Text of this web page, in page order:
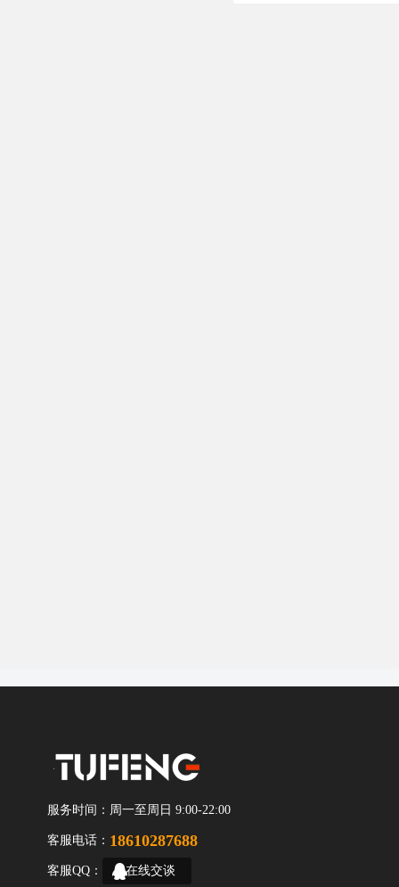
服务时间： 周一至周日 9:00-22:00
客服电话： 18610287688
客服QQ： 在线交谈